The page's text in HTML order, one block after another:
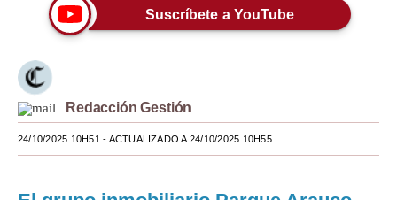
Moda
Mundo
EEUU
México
Suscríbete a YouTube
Redacción Gestión
24/10/2025 10H51 - ACTUALIZADO A 24/10/2025 10H55